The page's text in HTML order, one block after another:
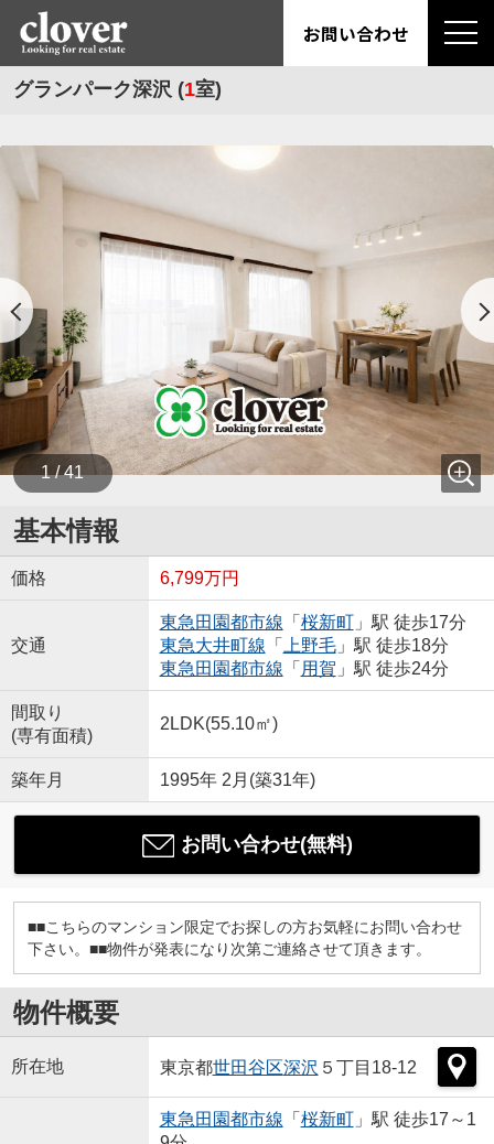
お問い合わせ
グランパーク深沢 (1室)
1 / 41
基本情報
価格 6,799万円
交通
東急田園都市線 「 桜新町」駅 徒歩17分
東急大井町線 「 上野毛」駅 徒歩18分
東急田園都市線 「 用賀 」駅 徒歩24分
間取り
(専有面積)
2LDK(55.10㎡)
築年月 1995年 2月(築31年)
お問い合わせ(無料)
■■こちらのマンション限定でお探しの方お気軽にお問い合わせ
下さい。■■物件が発表になり次第ご連絡させて頂きます。
物件概要
所在地 東京都世田谷区深沢 ５丁目18-12
東急田園都市線 「 桜新町」駅 徒歩17～1